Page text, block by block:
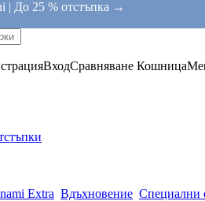
| До 25 % отстъпка →
ВходСравняване Кошница
Extra Вдъхновение Специални